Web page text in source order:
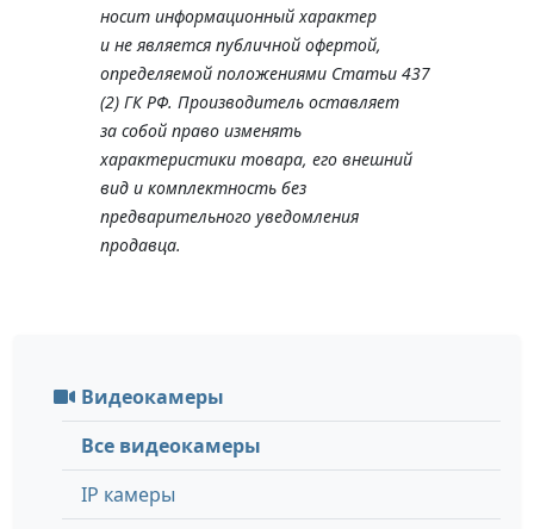
носит информационный характер
и не является публичной офертой,
определяемой положениями Статьи 437
(2) ГК РФ. Производитель оставляет
за собой право изменять
характеристики товара, его внешний
вид и комплектность без
предварительного уведомления
продавца.
Видеокамеры
Все видеокамеры
IP камеры